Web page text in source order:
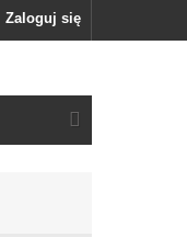
Zaloguj się